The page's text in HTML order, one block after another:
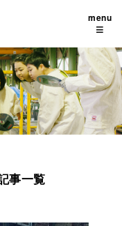
menu
≡
事一覧